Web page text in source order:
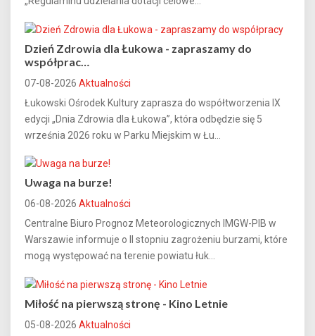
Dzień Zdrowia dla Łukowa - zapraszamy do
współprac…
07-08-2026 Aktualności
Łukowski Ośrodek Kultury zaprasza do współtworzenia IX
edycji „Dnia Zdrowia dla Łukowa”, która odbędzie się 5
września 2026 roku w Parku Miejskim w Łu...
Uwaga na burze!
06-08-2026 Aktualności
Centralne Biuro Prognoz Meteorologicznych IMGW-PIB w
Warszawie informuje o II stopniu zagrożeniu burzami, które
mogą występować na terenie powiatu łuk...
Miłość na pierwszą stronę - Kino Letnie
05-08-2026 Aktualności